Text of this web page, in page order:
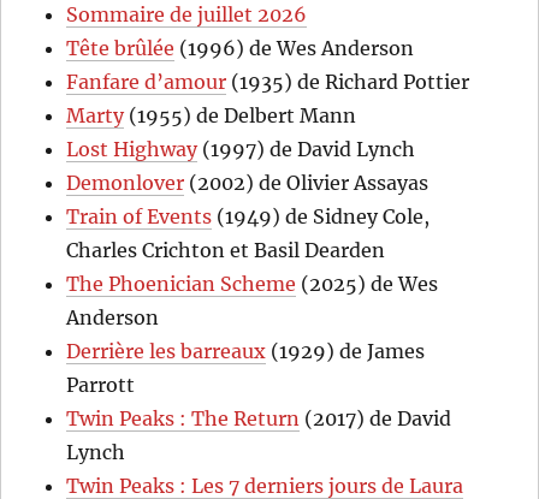
Sommaire de juillet 2026
Tête brûlée (1996) de Wes Anderson
Fanfare d’amour (1935) de Richard Pottier
Marty(1955) de Delbert Mann
Lost Highway(1997) de David Lynch
Demonlover (2002) de Olivier Assayas
Train of Events (1949) de Sidney Cole,
Charles Crichton et Basil Dearden
The Phoenician Scheme (2025) de Wes
Anderson
Derrière les barreaux (1929) de James
Parrott
Twin Peaks : The Return (2017) de David
Lynch
Twin Peaks : Les 7 derniers jours de Laura